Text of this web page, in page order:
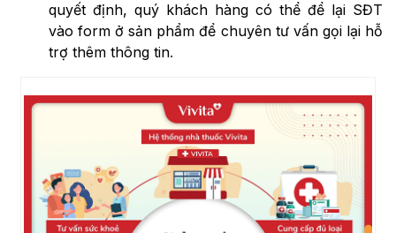
quyết định, quý khách hàng có thể để lại SĐT
vào form ở sản phẩm để chuyên tư vấn gọi lại hỗ
trợ thêm thông tin.